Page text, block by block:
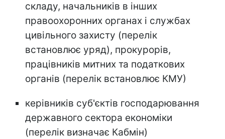
складу, начальників в інших
правоохоронних органах і службах
цивільного захисту (перелік
встановлює уряд), прокурорів,
працівників митних та податкових
органів (перелік встановлює КМУ)
керівників суб'єктів господарювання
державного сектора економіки
(перелік визначає Кабмін)